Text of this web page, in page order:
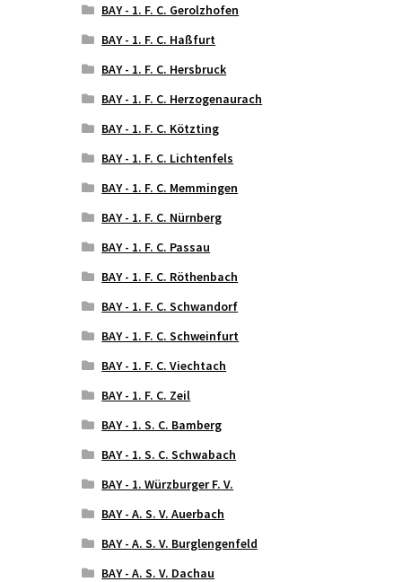
BAY - 1. F. C. Gerolzhofen
BAY - 1. F. C. Haßfurt
BAY - 1. F. C. Hersbruck
BAY - 1. F. C. Herzogenaurach
BAY - 1. F. C. Kötzting
BAY - 1. F. C. Lichtenfels
BAY - 1. F. C. Memmingen
BAY - 1. F. C. Nürnberg
BAY - 1. F. C. Passau
BAY - 1. F. C. Röthenbach
BAY - 1. F. C. Schwandorf
BAY - 1. F. C. Schweinfurt
BAY - 1. F. C. Viechtach
BAY - 1. F. C. Zeil
BAY - 1. S. C. Bamberg
BAY - 1. S. C. Schwabach
BAY - 1. Würzburger F. V.
BAY - A. S. V. Auerbach
BAY - A. S. V. Burglengenfeld
BAY - A. S. V. Dachau